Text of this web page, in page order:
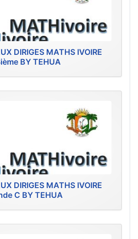
DIRIGES MATHS IVOIRE
BY TEHUA
DIRIGES MATHS IVOIRE
C BY TEHUA